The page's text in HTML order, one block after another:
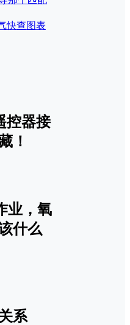
快查图表
控器接
！
业，氧
什么
系